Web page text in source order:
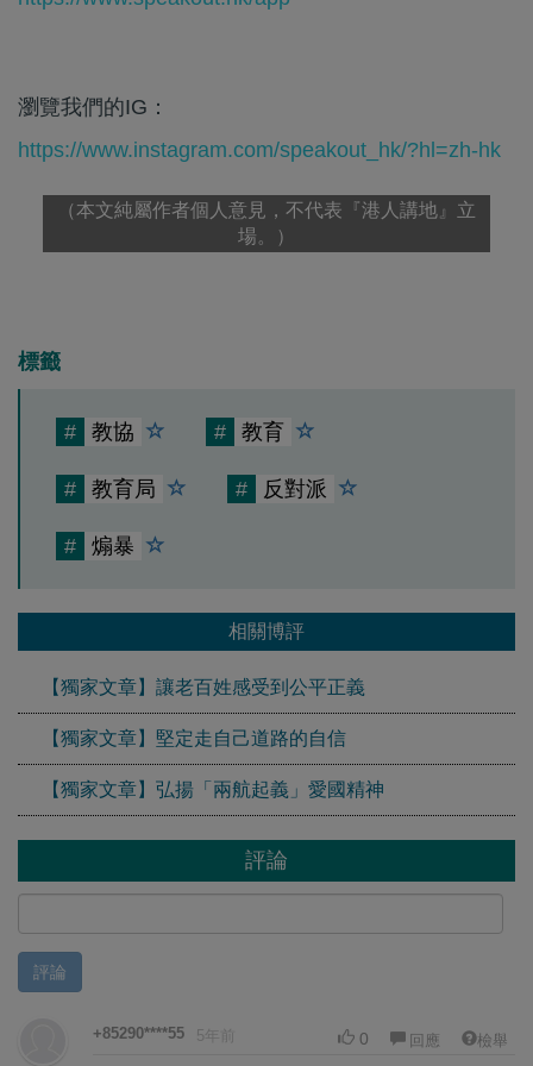
瀏覽我們的IG：
https://www.instagram.com/speakout_hk/?hl=zh-hk
（本文純屬作者個人意見，不代表『港人講地』立
場。）
標籤
# 教協 # 教育
# 教育局 # 反對派
# 煽暴
相關博評
【獨家文章】讓老百姓感受到公平正義
【獨家文章】堅定走自己道路的自信
【獨家文章】弘揚「兩航起義」愛國精神
評論
評論
+85290****55 5年前 0 回應 檢舉